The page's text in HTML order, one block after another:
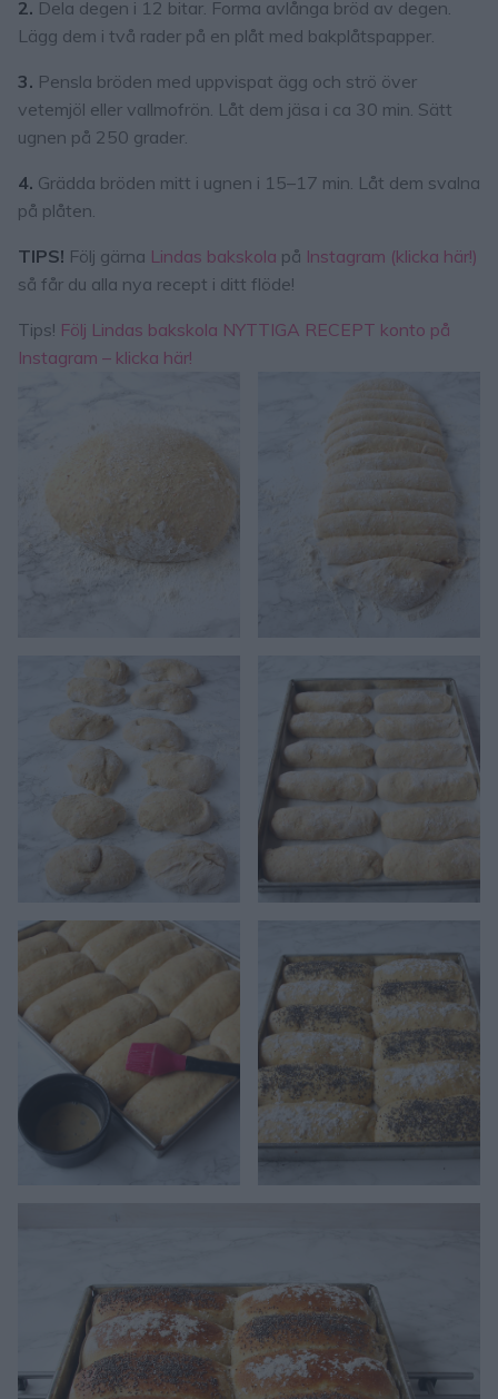
2. Dela degen i 12 bitar. Forma avlånga bröd av degen.
Lägg dem i två rader på en plåt med bakplåtspapper.
3. Pensla bröden med uppvispat ägg och strö över
vetemjöl eller vallmofrön. Låt dem jäsa i ca 30 min. Sätt
ugnen på 250 grader.
4. Grädda bröden mitt i ugnen i 15–17 min. Låt dem svalna
på plåten.
TIPS! Följ gärna Lindas bakskola på Instagram (klicka här!)
så får du alla nya recept i ditt flöde!
Tips! Följ Lindas bakskola NYTTIGA RECEPT konto på
Instagram – klicka här!